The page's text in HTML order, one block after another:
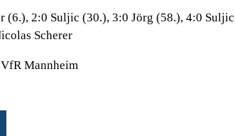
(6.), 2:0 Suljic (30.), 3:0 Jörg (58.), 4:0
Scherer
Mannheim